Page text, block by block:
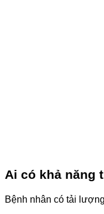
Ai có khả năng
Bệnh nhân có tải